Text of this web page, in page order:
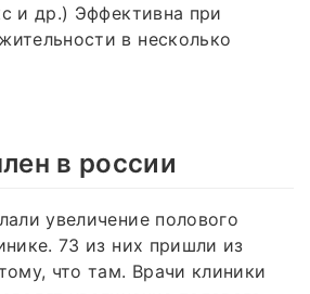
и др.) Эффективна при
в несколько
в россии
увеличение полового
73 из них пришли из
что там. Врачи клиники